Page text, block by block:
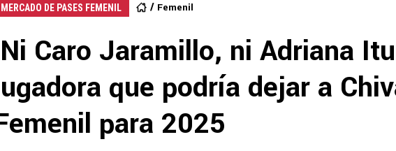
MERCADO DE PASES FEMENIL Femenil
Caro Jaramillo, ni Adriana
que podría dejar a
para 2025